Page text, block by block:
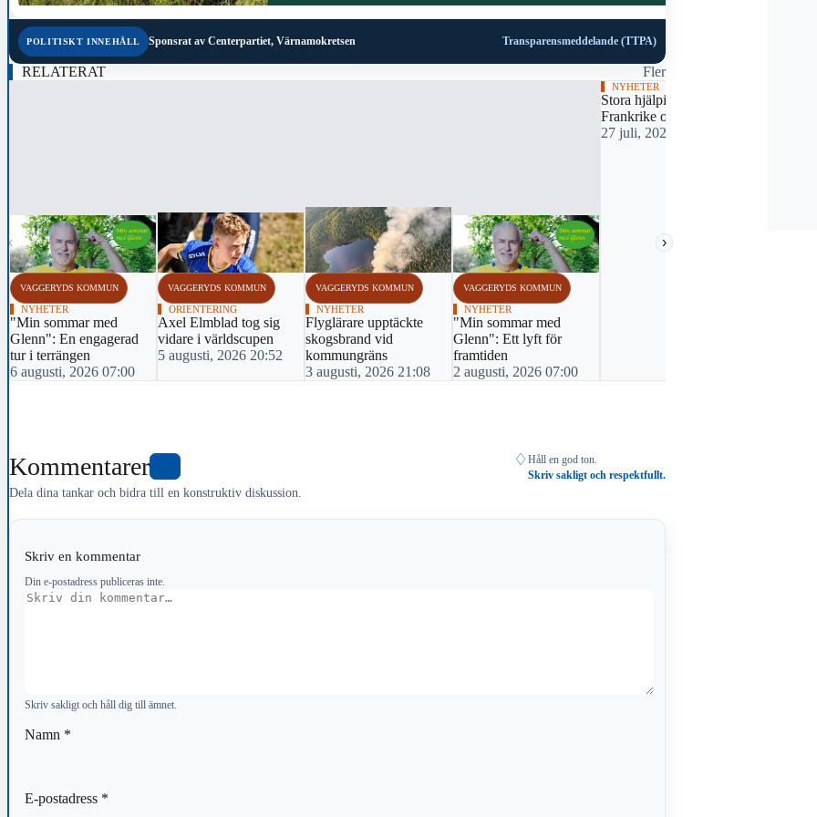
POLITISKT INNEHÅLL Sponsrat av Centerpartiet, Värnamokretsen Transparensmeddelande (TTPA)
RELATERAT Fler
‹ ›
VAGGERYDS KOMMUN
NYHETER
"Min sommar med
Glenn": En engagerad
tur i terrängen
6 augusti, 2026 07:00
VAGGERYDS KOMMUN
ORIENTERING
Axel Elmblad tog sig
vidare i världscupen
5 augusti, 2026 20:52
VAGGERYDS KOMMUN
NYHETER
Flyglärare upptäckte
skogsbrand vid
kommungräns
3 augusti, 2026 21:08
VAGGERYDS KOMMUN
NYHETER
"Min sommar med
Glenn": Ett lyft för
framtiden
2 augusti, 2026 07:00
NYHETER
Stora hjälpinsatser i
Frankrike och Spanien
27 juli, 2026 16:44
Kommentarer
Dela dina tankar och bidra till en konstruktiv diskussion.
♢ Håll en god ton.
Skriv sakligt och respektfullt.
Skriv en kommentar
Din e-postadress publiceras inte.
Kommentar
Skriv sakligt och håll dig till ämnet.
Namn *
E-postadress *